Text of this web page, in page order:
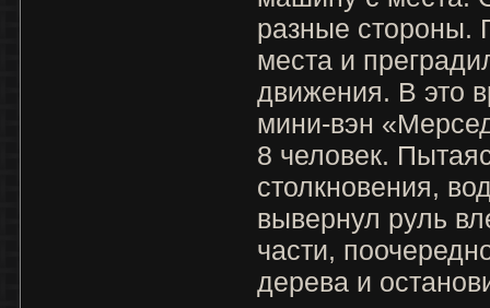
разные стороны.
места и
движения. В это
мини-вэн
8 человек.
столкновения,
вывернул руль
части,
дерева и